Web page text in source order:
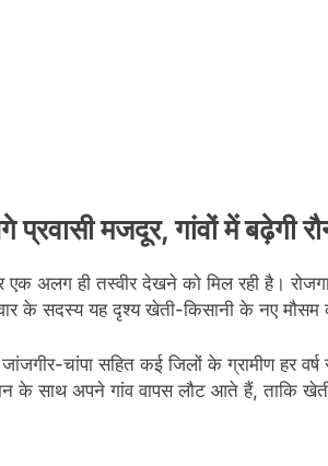
मजदूर, गांवों में बढ़ेगी
अलग ही तस्वीर देखने को मिल रही है।
के सदस्य यह दृश्य खेती-किसानी के नए
चांपा सहित कई जिलों के ग्रामीण हर
के साथ अपने गांव वापस लौट आते हैं, ताकि